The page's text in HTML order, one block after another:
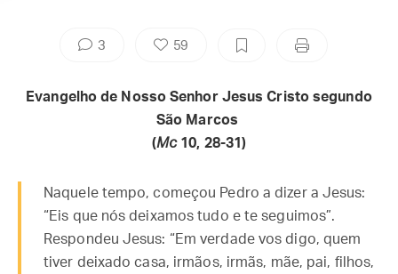
3 59
Evangelho de Nosso Senhor Jesus Cristo segundo
São Marcos
(Mc10, 28-31)
Naquele tempo, começou Pedro a dizer a Jesus:
“Eis que nós deixamos tudo e te seguimos”.
Respondeu Jesus: “Em verdade vos digo, quem
tiver deixado casa, irmãos, irmãs, mãe, pai, filhos,